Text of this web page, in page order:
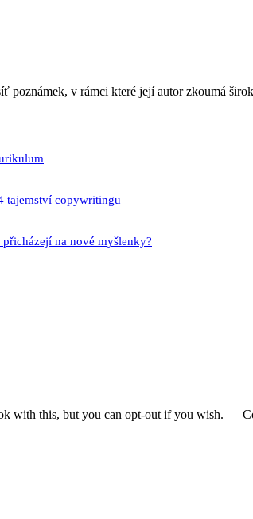
poznámek, v rámci které její autor zkoumá
tajemství copywritingu
na nové myšlenky?
with this, but you can opt-out if you wish.